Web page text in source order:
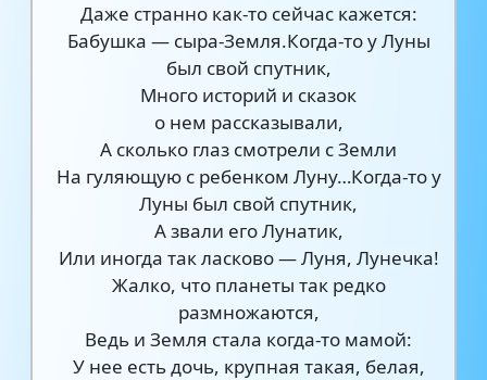
Даже странно как-то сейчас кажется:
Бабушка — сыра-Земля.Когда-то у Луны
был свой спутник,
Много историй и сказок
о нем рассказывали,
А сколько глаз смотрели с Земли
На гуляющую с ребенком Луну…Когда-то у
Луны был свой спутник,
А звали его Лунатик,
Или иногда так ласково — Луня, Лунечка!
Жалко, что планеты так редко
размножаются,
Ведь и Земля стала когда-то мамой:
У нее есть дочь, крупная такая, белая,